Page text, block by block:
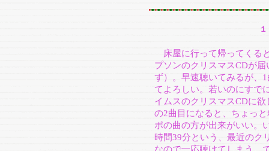
床屋に行って帰ってくる
プソンのクリスマスCDが
ず）。早速聴いてみるが、
てよろしい。若いのにすで
イムスのクリスマスCDに
の2曲目になると、ちょっ
ポの曲の方が出来がいい。
時間39分という、最近のク